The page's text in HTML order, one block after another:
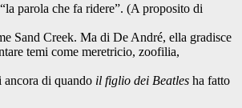
parola che fa ridere”. (A proposito di
Sand Creek. Ma di De André, ella gradisce
temi come meretricio, zoofilia,
di quando il figlio dei Beatles ha fatto